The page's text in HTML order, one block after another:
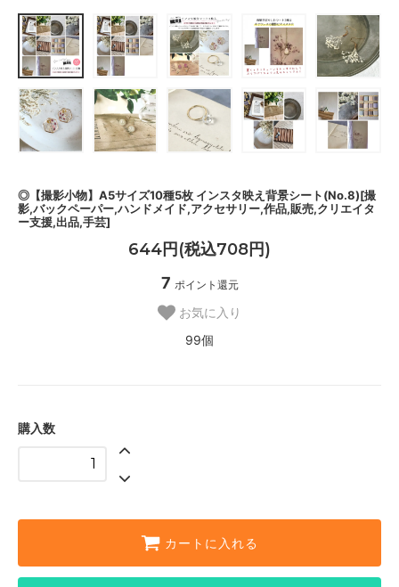
◎【撮影小物】A5サイズ10種5枚 インスタ映え背景シート(No.8)[撮
影,バックペーパー,ハンドメイド,アクセサリー,作品,販売,クリエイタ
ー支援,出品,手芸]
644円(税込708円)
7 ポイント還元
お気に入り
99個
購入数
カートに入れる